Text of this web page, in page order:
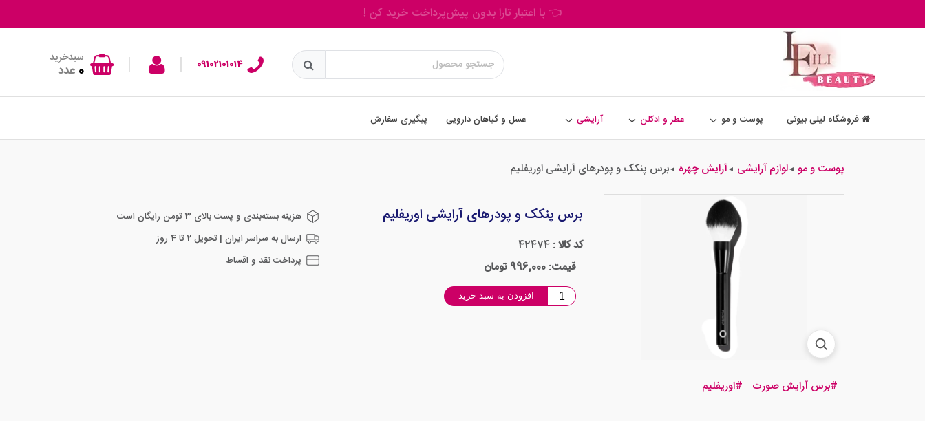
👈 فقط تا جمعه، تخفیف ویژه محصولات مراقبت مو
09102101014
|
| سبدخرید
0 عدد
فروشگاه لیلی بیوتی پوست و مو عطر و ادکلن آرایشی عسل و گیاهان دارویی پیگیری سفارش
پوست و مو ◄لوازم آرایشی ◄آرایش چهره ◄برس پنکک و پودرهای آرایشی اوریفلیم
#برس آرایش صورت #اوریفلیم
برس پنکک و پودرهای آرایشی اوریفلیم
کد کالا : 42474
قیمت: 996,000 تومان
افزودن به سبد خرید
هزینه بسته‌بندی و پست بالای 3 تومن رایگان است
ارسال به سراسر ایران | تحویل 2 تا 4 روز
پرداخت نقد و اقساط